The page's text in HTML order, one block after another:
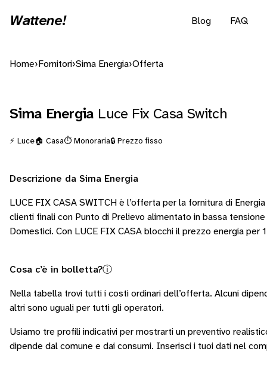
Wattene! Blog FAQ
Home› Fornitori›Sima Energia›Offerta
Sima Energia Luce Fix Casa Switch
⚡ Luce🏠 Casa⏱️ Monoraria🔒 Prezzo fisso
Descrizione da Sima Energia
LUCE FIX CASA SWITCH è l’offerta per la fornitura di
clienti finali con Punto di Prelievo alimentato in bassa
Domestici. Con LUCE FIX CASA blocchi il prezzo energia per
Cosa c’è in bolletta?ⓘ
Nella tabella trovi tutti i costi ordinari dell’offerta. Alcuni
altri sono uguali per tutti gli operatori.
Usiamo tre profili indicativi per mostrarti un preventivo
dipende dal comune e dai consumi. Inserisci i tuoi dati nel